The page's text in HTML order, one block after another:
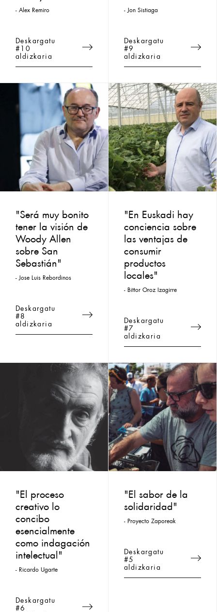
- Alex Remiro
Deskargatu
#10
aldizkaria
- Jon Sistiaga
Deskargatu
#9
aldizkaria
"Será muy bonito
tener la visión de
Woody Allen
sobre San
Sebastián"
- Jose Luis Rebordinos
Deskargatu
#8
aldizkaria
"En Euskadi hay
conciencia sobre
las ventajas de
consumir
productos
locales"
- Bittor Oroz Izagirre
Deskargatu
#7
aldizkaria
"El proceso
creativo lo
concibo
esencialmente
como indagación
intelectual"
- Ricardo Ugarte
Deskargatu
#6
"El sabor de la
solidaridad"
- Proyecto Zaporeak
Deskargatu
#5
aldizkaria